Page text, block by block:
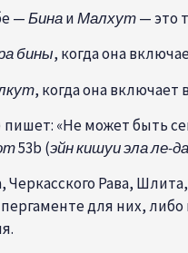
—БинаиМалхут— это
бины, когда она
, когда она включает
«Не может быть
53b (эйн кишуи эла ле-
Рава,
для них,